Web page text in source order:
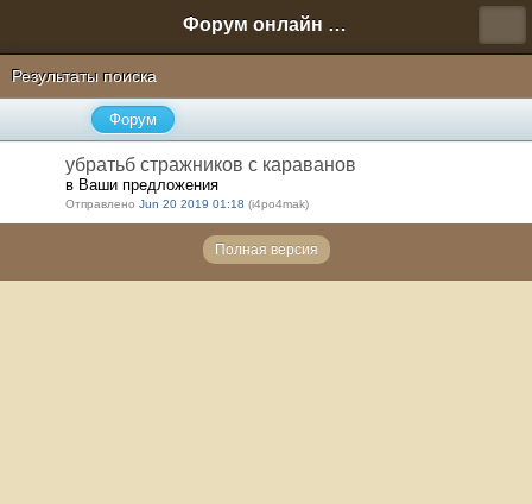
Форум онлайн игры "Новая Эра" (Нюра Биз)
Результаты поиска
Форум
убратьб стражников с караванов
в Ваши предложения
Отправлено Jun 20 2019 01:18 (i4po4mak)
Полная версия